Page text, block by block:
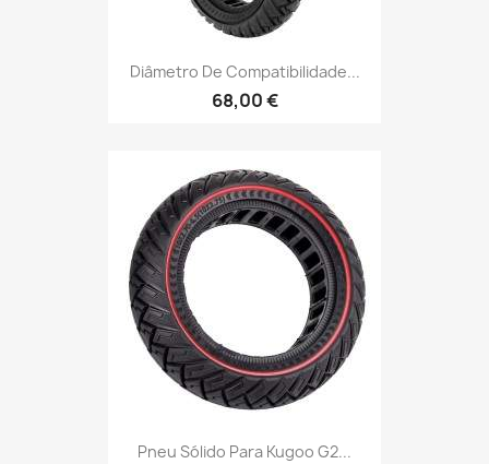
Diâmetro De Compatibilidade...
68,00 €
Pneu Sólido Para Kugoo G2...